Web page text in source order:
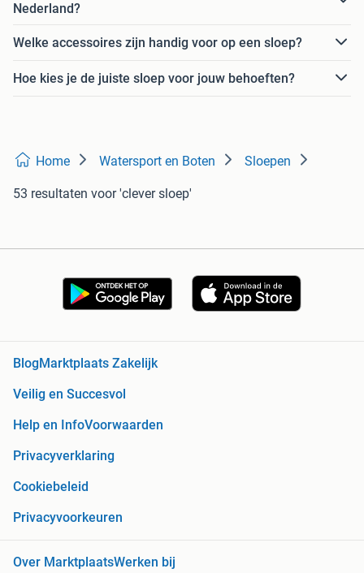
Nederland?
Welke accessoires zijn handig voor op een sloep?
Hoe kies je de juiste sloep voor jouw behoeften?
Home Watersport en Boten Sloepen
53 resultaten voor 'clever sloep'
Blog Marktplaats Zakelijk
Veilig en Succesvol
Help en InfoVoorwaarden
Privacyverklaring
Cookiebeleid
Privacyvoorkeuren
Over MarktplaatsWerken bij